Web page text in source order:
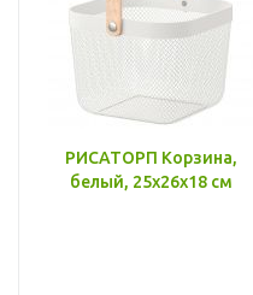
РИСАТОРП Корзина,
белый, 25x26x18 см